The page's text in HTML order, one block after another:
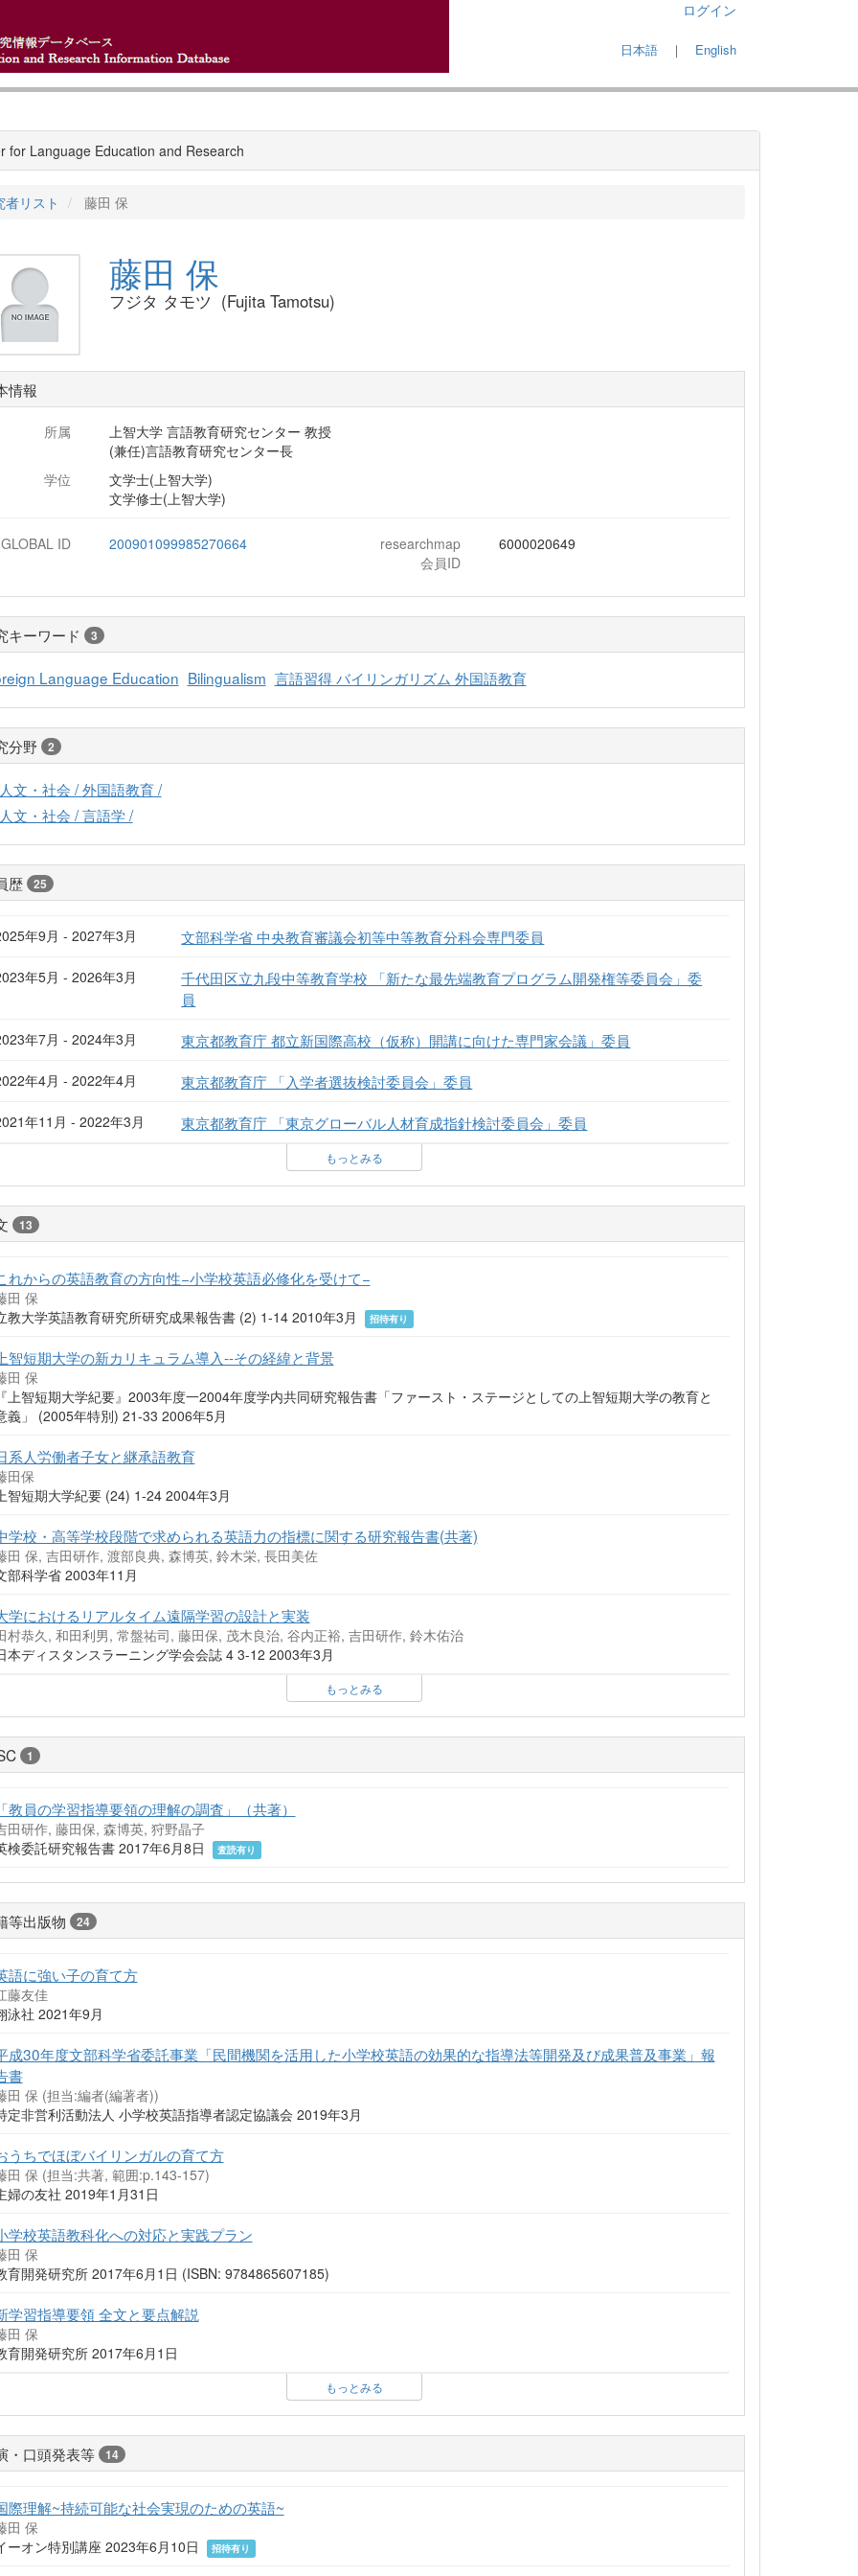
ログイン
日本語 ｜ English
for Language Education and Research
者リスト 藤田 保
藤田 保
フジタ タモツ (Fujita Tamotsu)
情報
所属
上智大学 言語教育研究センター 教授
(兼任)言語教育研究センター長
学位
文学士(上智大学)
文学修士(上智大学)
ID 200901099985270664
researchmap
会員ID
6000020649
キーワード 3
Language Education Bilingualism 言語習得 バイリンガリズム 外国語教育
分野 2
文・社会 / 外国語教育 /
文・社会 / 言語学 /
歴 25
年9月 - 2027年3月 文部科学省 中央教育審議会初等中等教育分科会専門委員
年5月 - 2026年3月
千代田区立九段中等教育学校 「新たな最先端教育プログラム開発権等委員会」委
員
年7月 - 2024年3月 東京都教育庁 都立新国際高校（仮称）開講に向けた専門家会議」委員
年4月 - 2022年4月 東京都教育庁 「入学者選抜検討委員会」委員
年11月 - 2022年3月 東京都教育庁 「東京グローバル人材育成指針検討委員会」委員
もっとみる
13
れからの英語教育の方向性−小学校英語必修化を受けて−
田 保
教大学英語教育研究所研究成果報告書 (2) 1-14 2010年3月
招待有り
智短期大学の新カリキュラム導入--その経緯と背景
田 保
上智短期大学紀要』2003年度一2004年度学内共同研究報告書「ファースト・ステージとしての上智短期大学の教育と
義」 (2005年特別) 21-33 2006年5月
系人労働者子女と継承語教育
田保
智短期大学紀要 (24) 1-24 2004年3月
学校・高等学校段階で求められる英語力の指標に関する研究報告書(共著)
田 保, 吉田研作, 渡部良典, 森博英, 鈴木栄, 長田美佐
部科学省 2003年11月
学におけるリアルタイム遠隔学習の設計と実装
村恭久, 和田利男, 常盤祐司, 藤田保, 茂木良治, 谷内正裕, 吉田研作, 鈴木佑治
本ディスタンスラーニング学会会誌 4 3-12 2003年3月
もっとみる
1
教員の学習指導要領の理解の調査」（共著）
田研作, 藤田保, 森博英, 狩野晶子
検委託研究報告書 2017年6月8日
査読有り
等出版物 24
語に強い子の育て方
藤友佳
泳社 2021年9月
成30年度文部科学省委託事業「民間機関を活用した小学校英語の効果的な指導法等開発及び成果普及事業」報
書
田 保 (担当:編者(編著者))
定非営利活動法人 小学校英語指導者認定協議会 2019年3月
うちでほぼバイリンガルの育て方
田 保 (担当:共著, 範囲:p.143-157)
婦の友社 2019年1月31日
学校英語教科化への対応と実践プラン
田 保
育開発研究所 2017年6月1日 (ISBN: 9784865607185)
学習指導要領 全文と要点解説
田 保
育開発研究所 2017年6月1日
もっとみる
・口頭発表等 14
際理解~持続可能な社会実現のための英語~
田 保
ーオン特別講座 2023年6月10日
招待有り